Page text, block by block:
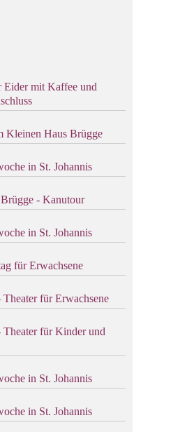
Eider mit Kaffee und
Kleinen Haus Brügge
in St. Johannis
- Kanutour
in St. Johannis
für Erwachsene
Theater für Erwachsene
Theater für Kinder und
in St. Johannis
in St. Johannis